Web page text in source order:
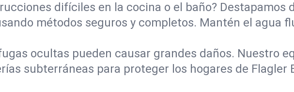
difíciles en la cocina o el baño? Destapamos
métodos seguros y completos. Mantén el agua
ocultas pueden causar grandes daños. Nuestro
subterráneas para proteger los hogares de Flagler